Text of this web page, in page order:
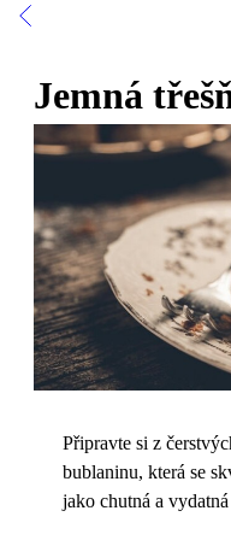
Jemná
Připravte si z
bublaninu, která se
jako chutná a